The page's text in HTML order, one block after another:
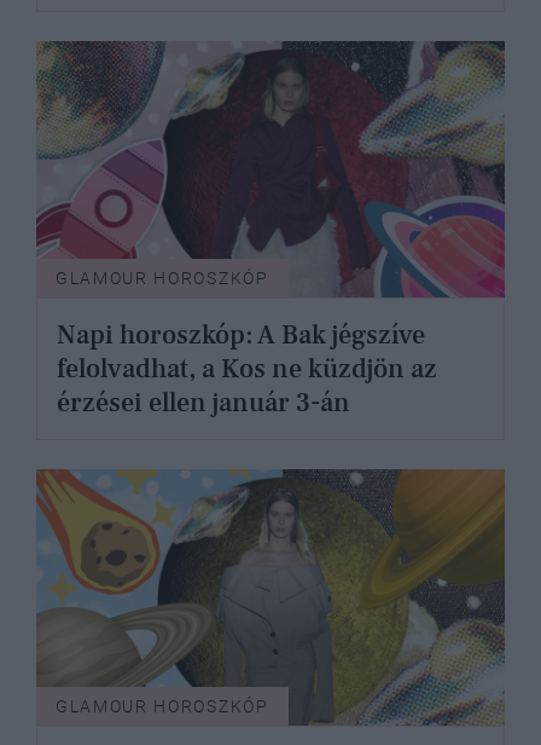
GLAMOUR HOROSZKÓP
Napi horoszkóp: A Bak jégszíve
felolvadhat, a Kos ne küzdjön az
érzései ellen január 3-án
GLAMOUR HOROSZKÓP